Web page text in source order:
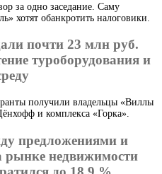
за одно заседание. Саму
хотят обанкротить налоговики.
почти 23 млн руб.
туроборудования и
получили владельцы «Виллы
и комплекса «Горка».
предложениями и
рынке недвижимости